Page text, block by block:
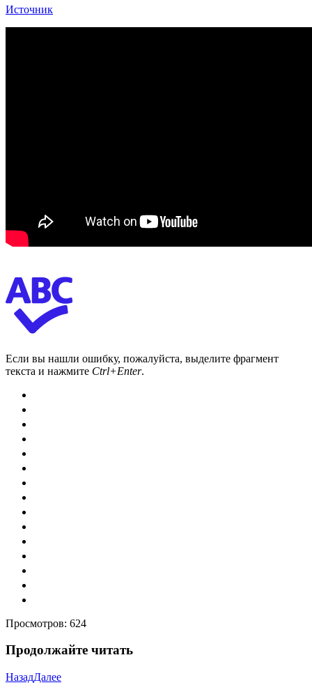
Источник
Если вы нашли ошибку, пожалуйста, выделите фрагмент
текста и нажмите Ctrl+Enter.
Просмотров: 624
Продолжайте читать
НазадДалее